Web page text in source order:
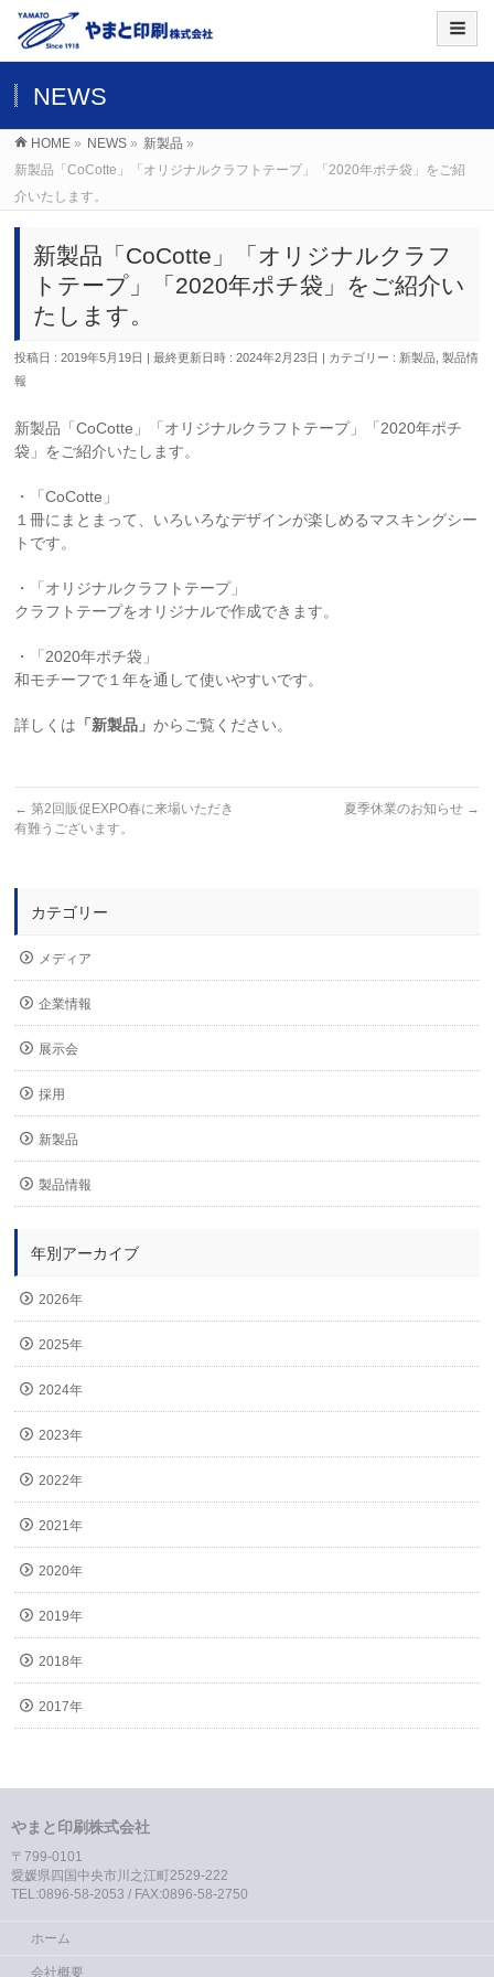
NEWS
HOME » NEWS » 新製品 »
新製品「CoCotte」「オリジナルクラフトテープ」「2020年ポチ袋」をご紹
介いたします。
新製品「CoCotte」「オリジナルクラフ
トテープ」「2020年ポチ袋」をご紹介い
たします。
投稿日 : 2019年5月19日 最終更新日時 : 2024年2月23日 カテゴリー : 新製品 ,製品情
報
新製品「CoCotte」「オリジナルクラフトテープ」「2020年ポチ
袋」をご紹介いたします。
・「CoCotte」
１冊にまとまって、いろいろなデザインが楽しめるマスキングシー
トです。
・「オリジナルクラフトテープ」
クラフトテープをオリジナルで作成できます。
・「2020年ポチ袋」
和モチーフで１年を通して使いやすいです。
詳しくは 「新製品」からご覧ください。
← 第2回販促EXPO春に来場いただき
有難うございます。
夏季休業のお知らせ →
カテゴリー
メディア
企業情報
展示会
採用
新製品
製品情報
年別アーカイブ
2026年
2025年
2024年
2023年
2022年
2021年
2020年
2019年
2018年
2017年
やまと印刷株式会社
〒799-0101
愛媛県四国中央市川之江町2529-222
TEL:0896-58-2053 / FAX:0896-58-2750
ホーム
会社概要